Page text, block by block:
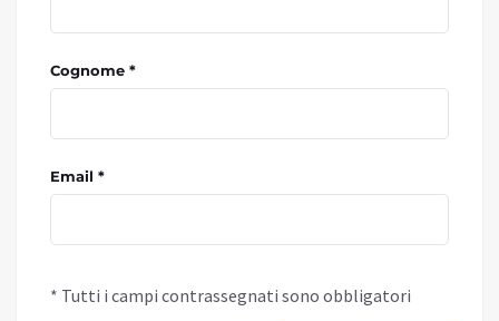
Cognome *
Email *
* Tutti i campi contrassegnati sono obbligatori